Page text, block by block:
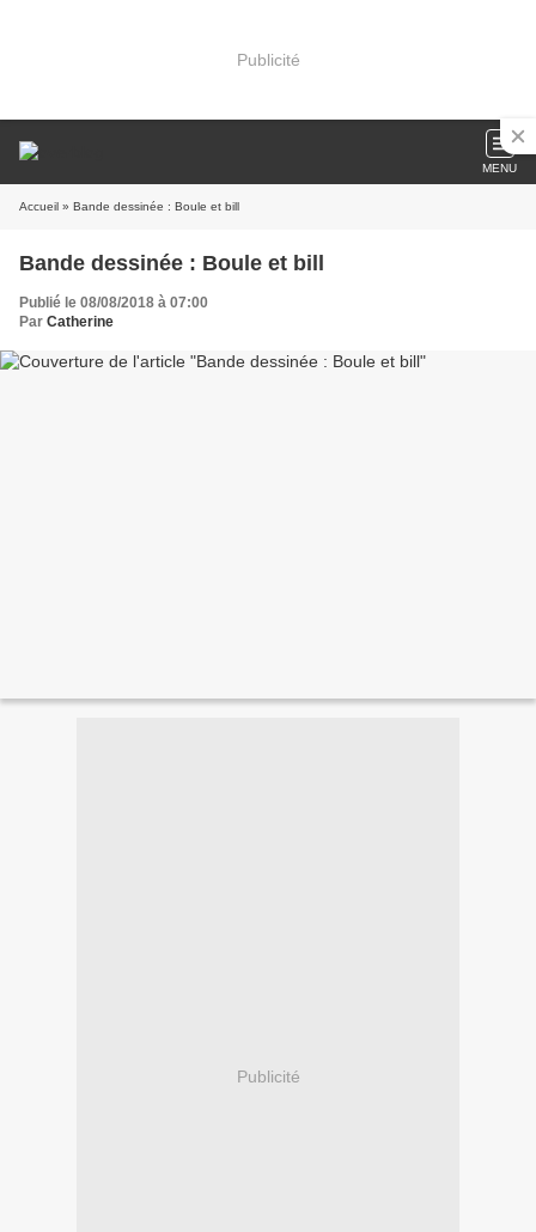
Publicité
MENU
Accueil » Bande dessinée : Boule et bill
Bande dessinée : Boule et bill
Publié le 08/08/2018 à 07:00
Par Catherine
Publicité